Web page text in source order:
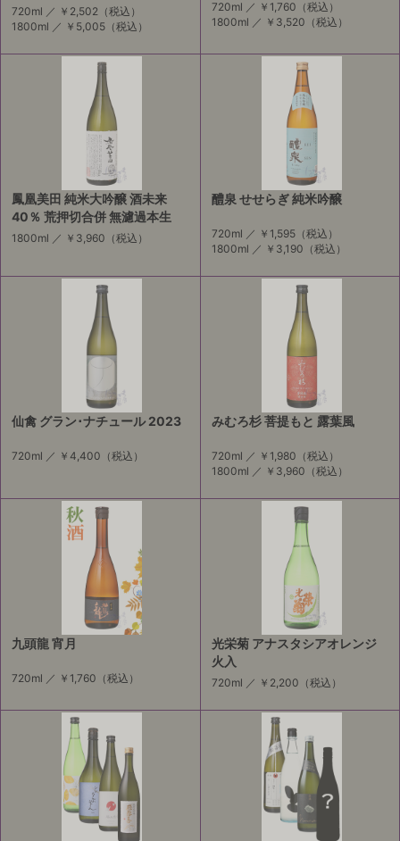
720ml ／ ￥2,502 （税込）
1800ml ／ ￥5,005 （税込）
720ml ／ ￥1,760 （税込）
1800ml ／ ￥3,520 （税込）
鳳凰美田 純米大吟醸 酒未来
40％ 荒押切合併 無濾過本生
1800ml ／ ￥3,960 （税込）
醴泉 せせらぎ 純米吟醸
720ml ／ ￥1,595（税込）
1800ml ／ ￥3,190 （税込）
仙禽 グラン･ナチュール 2023
720ml ／ ￥4,400 （税込）
みむろ杉 菩提もと 露葉風
720ml ／ ￥1,980 （税込）
1800ml ／ ￥3,960 （税込）
九頭龍 宵月
720ml ／ ￥1,760 （税込）
光栄菊 アナスタシアオレンジ
火入
720ml ／ ￥2,200 （税込）